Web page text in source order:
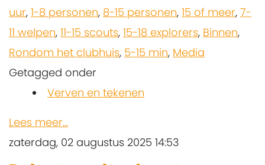
uur, 1-8 personen, 8-15 personen, 15 of meer, 7-
11 welpen, 11-15 scouts, 15-18 explorers, Binnen,
Rondom het clubhuis, 5-15 min, Media
Getagged onder
Verven en tekenen
Lees meer...
zaterdag, 02 augustus 2025 14:53